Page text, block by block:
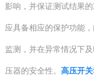
影响，并保证测试结果
应具备相应的保护功能
监测，并在异常情况下
压器的安全性。 高压开